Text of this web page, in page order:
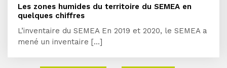
Les zones humides du territoire du SEMEA en
quelques chiffres
L’inventaire du SEMEA En 2019 et 2020, le SEMEA a
mené un inventaire [...]